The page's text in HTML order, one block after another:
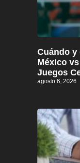
Cuándo y
México
Juegos
agosto 6, 2026